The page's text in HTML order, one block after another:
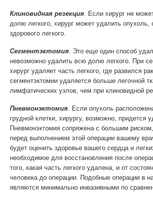
Клиновидная резекция . Если хирург не
долю легкого, хирург может удалить опухоль,
здорового легкого.
Сегментэктомия . Это еще один способ
невозможно удалить всю долю легкого. При
хирург удаляет часть легкого, где развился
сегментэктомии удаляется больше легочной
лимфатических узлов, чем при клиновидной
Пневмонэктомия . Если опухоль
грудной клетки, хирургу, возможно, придется
Пневмонэктомия сопряжена с большим
перед выполнением этой операции вашему
будет оценить здоровье вашего сердца и
необходимое для восстановления после
того, какая часть легкого удалена, и от
человека до операции. Подобные операции в
являются минимально инвазивными по